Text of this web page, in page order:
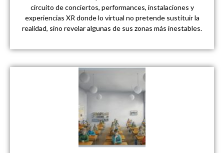
circuito de conciertos, performances, instalaciones y
experiencias XR donde lo virtual no pretende sustituir la
realidad, sino revelar algunas de sus zonas más inestables.